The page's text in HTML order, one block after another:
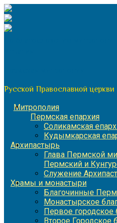
Перейти
к
содержимому
Русской Православной церкви
Митрополия
Пермская епархия
Соликамская
Кудымкарская
Архипастырь
Глава Пермской
Пермский и
Служение
Храмы и монастыри
Благочинные
Монастырское
Первое городское
Второе Городское